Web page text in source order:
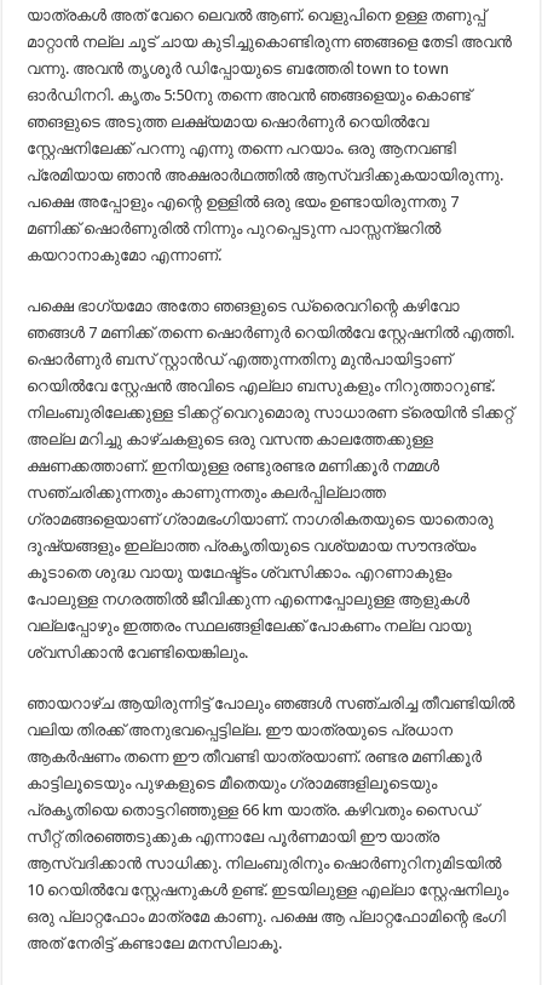
യാത്രകൾ അത് വേറെ ലെവൽ ആണ്. വെളുപിനെ ഉള്ള തണുപ്പ്
മാറ്റാൻ നല്ല ചൂട് ചായ കുടിച്ചുകൊണ്ടിരുന്ന ഞങ്ങളെ തേടി അവൻ
വന്നു. അവൻ തൃശൂർ ഡിപ്പോയുടെ ബത്തേരി town to town
ഓർഡിനറി. കൃതം 5:50നു തന്നെ അവൻ ഞങ്ങളെയും കൊണ്ട്
ഞങളുടെ അടുത്ത ലക്ഷ്യമായ ഷൊർണുർ റെയിൽവേ
സ്റ്റേഷനിലേക്ക് പറന്നു എന്നു തന്നെ പറയാം. ഒരു ആനവണ്ടി
പ്രേമിയായ ഞാൻ അക്ഷരാർഥത്തിൽ ആസ്വദിക്കുകയായിരുന്നു.
പക്ഷെ അപ്പോളും എന്റെ ഉള്ളിൽ ഒരു ഭയം ഉണ്ടായിരുന്നതു 7
മണിക്ക് ഷൊർണുരിൽ നിന്നും പുറപ്പെടുന്ന പാസ്സന്ജറിൽ
കയറാനാകുമോ എന്നാണ്.
പക്ഷെ ഭാഗ്യമോ അതോ ഞങളുടെ ഡ്രൈവറിന്റെ കഴിവോ
ഞങ്ങൾ 7 മണിക്ക് തന്നെ ഷൊർണുർ റെയിൽവേ സ്റ്റേഷനിൽ എത്തി.
ഷൊർണുർ ബസ് സ്റ്റാൻഡ് എത്തുന്നതിനു മുൻപായിട്ടാണ്
റെയിൽവേ സ്റ്റേഷൻ അവിടെ എല്ലാ ബസുകളും നിറുത്താറുണ്ട്.
നിലംബുരിലേക്കുള്ള ടിക്കറ്റ് വെറുമൊരു സാധാരണ ട്രെയിൻ ടിക്കറ്റ്
അല്ല മറിച്ചു കാഴ്ചകളുടെ ഒരു വസന്ത കാലത്തേക്കുള്ള
ക്ഷണക്കത്താണ്. ഇനിയുള്ള രണ്ടുരണ്ടര മണിക്കൂർ നമ്മൾ
സഞ്ചരിക്കുന്നതും കാണുന്നതും കലർപ്പില്ലാത്ത
ഗ്രാമങ്ങളെയാണ് ഗ്രാമഭംഗിയാണ്. നാഗരികതയുടെ യാതൊരു
ദൂഷ്യങ്ങളും ഇല്ലാത്ത പ്രകൃതിയുടെ വശ്യമായ സൗന്ദര്യം
കൂടാതെ ശുദ്ധ വായു യഥേഷ്ട്ടം ശ്വസിക്കാം. എറണാകുളം
പോലുള്ള നഗരത്തിൽ ജീവിക്കുന്ന എന്നെപ്പോലുള്ള ആളുകൾ
വല്ലപ്പോഴും ഇത്തരം സ്ഥലങ്ങളിലേക്ക് പോകണം നല്ല വായു
ശ്വസിക്കാൻ വേണ്ടിയെങ്കിലും.
ഞായറാഴ്ച ആയിരുന്നിട്ട് പോലും ഞങ്ങൾ സഞ്ചരിച്ച തീവണ്ടിയിൽ
വലിയ തിരക്ക് അനുഭവപ്പെട്ടില്ല. ഈ യാത്രയുടെ പ്രധാന
ആകർഷണം തന്നെ ഈ തീവണ്ടി യാത്രയാണ്. രണ്ടര മണിക്കൂർ
കാട്ടിലൂടെയും പുഴകളുടെ മീതെയും ഗ്രാമങ്ങളിലൂടെയും
പ്രകൃതിയെ തൊട്ടറിഞ്ഞുള്ള 66 km യാത്ര. കഴിവതും സൈഡ്
സീറ്റ്‌ തിരഞ്ഞെടുക്കുക എന്നാലേ പൂർണമായി ഈ യാത്ര
ആസ്വദിക്കാൻ സാധിക്കു. നിലംബുരിനും ഷൊർണുറിനുമിടയിൽ
10 റെയിൽവേ സ്റ്റേഷനുകൾ ഉണ്ട്. ഇടയിലുള്ള എല്ലാ സ്റ്റേഷനിലും
ഒരു പ്ലാറ്റഫോം മാത്രമേ കാണു. പക്ഷെ ആ പ്ലാറ്റഫോമിന്റെ ഭംഗി
അത് നേരിട്ട് കണ്ടാലേ മനസിലാകൂ.